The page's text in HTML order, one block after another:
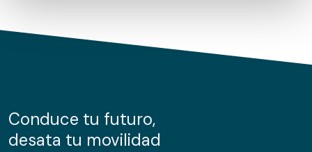
de cookies.
información sobre el uso que haga del sitio web con
nuestros partners de redes sociales, publicidad y análisis
Conduce tu futuro,
desata tu movilidad